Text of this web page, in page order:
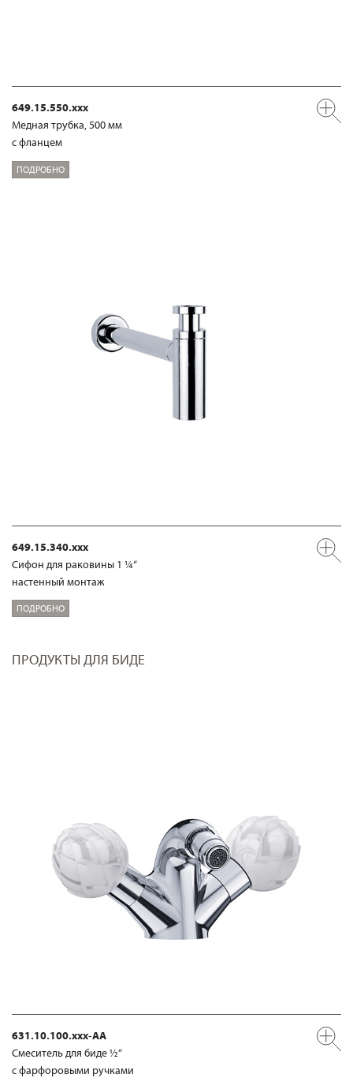
649.15.550.xxx
Медная трубка, 500 мм
с фланцем
ПОДРОБНО
649.15.340.xxx
Сифон для раковины 1 ¼“
настенный монтаж
ПОДРОБНО
ПРОДУКТЫ ДЛЯ БИДЕ
631.10.100.xxx-AA
Смеситель для биде ½“
с фарфоровыми ручками